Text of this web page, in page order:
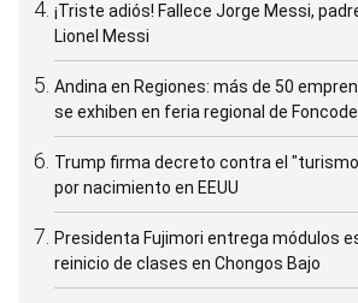
¡Triste adiós! Fallece Jorge Messi,
Lionel Messi
Andina en Regiones: más de 50
se exhiben en feria regional de
Trump firma decreto contra el
por nacimiento en EEUU
Presidenta Fujimori entrega módulos
reinicio de clases en Chongos Bajo